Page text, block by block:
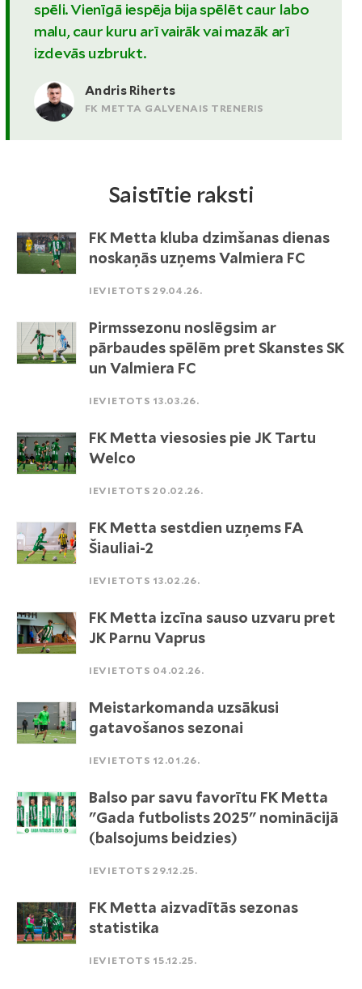
spēli. Vienīgā iespēja bija spēlēt caur labo
malu, caur kuru arī vairāk vai mazāk arī
izdevās uzbrukt.
Andris Riherts
FK METTA GALVENAIS TRENERIS
Saistītie raksti
FK Metta kluba dzimšanas dienas
noskaņās uzņems Valmiera FC
IEVIETOTS 29.04.26.
Pirmssezonu noslēgsim ar
pārbaudes spēlēm pret Skanstes SK
un Valmiera FC
IEVIETOTS 13.03.26.
FK Metta viesosies pie JK Tartu
Welco
IEVIETOTS 20.02.26.
FK Metta sestdien uzņems FA
Šiauliai-2
IEVIETOTS 13.02.26.
FK Metta izcīna sauso uzvaru pret
JK Parnu Vaprus
IEVIETOTS 04.02.26.
Meistarkomanda uzsākusi
gatavošanos sezonai
IEVIETOTS 12.01.26.
Balso par savu favorītu FK Metta
"Gada futbolists 2025" nominācijā
(balsojums beidzies)
IEVIETOTS 29.12.25.
FK Metta aizvadītās sezonas
statistika
IEVIETOTS 15.12.25.